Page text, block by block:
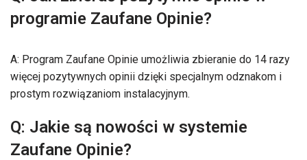
programie Zaufane Opinie?
A: Program Zaufane Opinie umożliwia zbieranie do 14 razy
więcej pozytywnych opinii dzięki specjalnym odznakom i
prostym rozwiązaniom instalacyjnym.
Q: Jakie są nowości w systemie
Zaufane Opinie?